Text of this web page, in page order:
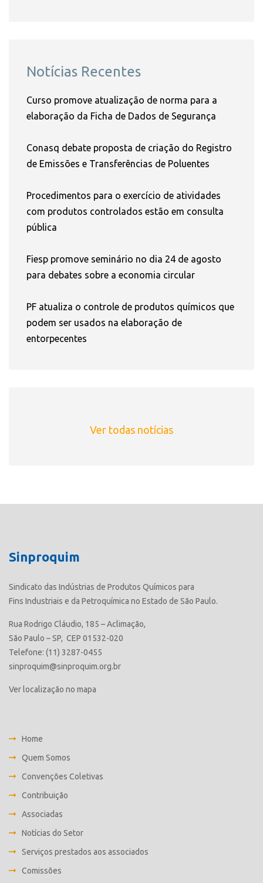
Notícias Recentes
Curso promove atualização de norma para a
elaboração da Ficha de Dados de Segurança
Conasq debate proposta de criação do Registro
de Emissões e Transferências de Poluentes
Procedimentos para o exercício de atividades
com produtos controlados estão em consulta
pública
Fiesp promove seminário no dia 24 de agosto
para debates sobre a economia circular
PF atualiza o controle de produtos químicos que
podem ser usados na elaboração de
entorpecentes
Ver todas notícias
Sinproquim
Sindicato das Indústrias de Produtos Químicos para
Fins Industriais e da Petroquímica no Estado de São Paulo.
Rua Rodrigo Cláudio, 185 – Aclimação,
São Paulo – SP, CEP 01532-020
Telefone: (11) 3287-0455
sinproquim@sinproquim.org.br
Ver localização no mapa
Home
Quem Somos
Convenções Coletivas
Contribuição
Associadas
Notícias do Setor
Serviços prestados aos associados
Comissões